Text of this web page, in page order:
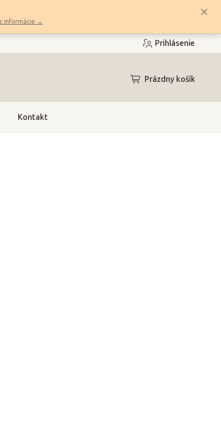
informácie →
Prihlásenie
NÁKUPNÝ
Prázdny košík
Kontakt